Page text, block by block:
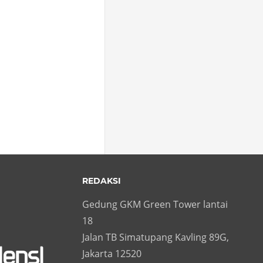
REDAKSI
Gedung GKM Green Tower lantai
18
Jalan TB Simatupang Kavling 89G,
Jakarta 12520